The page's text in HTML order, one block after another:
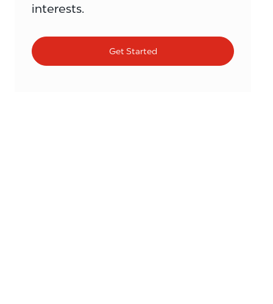
interests.
Get Started